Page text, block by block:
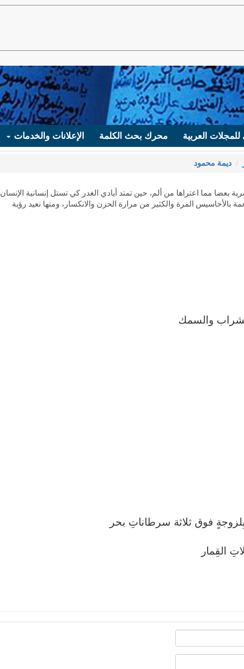
العربية محرك بحث الكلمة الإعلانات والخدمات
ديمة محمود
بعضا مما اعتراها من ألم، حين تمتد أيادي الغدر كي تستل إنسانية الإنسان
المرة والكثير من مرارة الحزن والانكسار، ومنها نعيد رؤية
والسمك
فوق ثلاثة سرطاناتِ بحر
القِمار